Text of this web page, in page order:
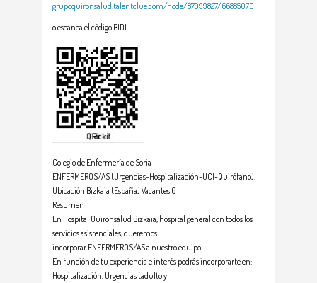
grupoquironsalud.talentclue.com/node/87999827/66885070
o escanea el código BIDI.
Colegio de Enfermería de Soria
ENFERMEROS/AS (Urgencias-Hospitalización-UCI-Quirófano).
Ubicación Bizkaia (España) Vacantes 6
Resumen
En Hospital Quironsalud Bizkaia, hospital general con todos los
servicios asistenciales, queremos
incorporar ENFERMEROS/AS a nuestro equipo.
En función de tu experiencia e interés podrás incorporarte en:
Hospitalización, Urgencias (adulto y